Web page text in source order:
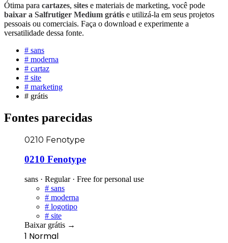
Ótima para cartazes, sites e materiais de marketing, você pode
baixar a Salfrutiger Medium grátis e utilizá-la em seus projetos
pessoais ou comerciais. Faça o download e experimente a
versatilidade dessa fonte.
# sans
# moderna
# cartaz
# site
# marketing
# grátis
Fontes parecidas
0210 Fenotype
0210 Fenotype
sans · Regular · Free for personal use
# sans
# moderna
# logotipo
# site
Baixar grátis →
1 Normal